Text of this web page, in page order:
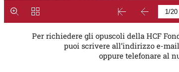
Per richiedere gli opuscoli della HCF
puoi scrivere all’indirizzo e-
oppure telefonare al